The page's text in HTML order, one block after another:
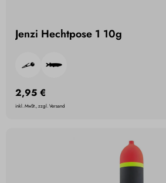
Jenzi Hechtpose 1 10g
2,95 €
inkl. MwSt., zzgl. Versand